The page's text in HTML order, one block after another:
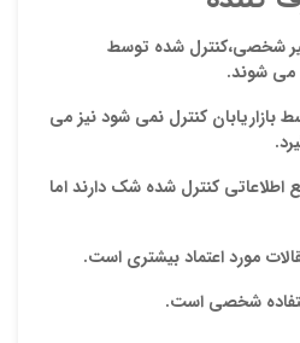
شخصی،کنترل شده توسط
می شوند.
بازاریابان کنترل نمی شود نیز می
اطلاعاتی کنترل شده شک دارند اما
مورد اعتماد بیشتری است.
شخصی است.